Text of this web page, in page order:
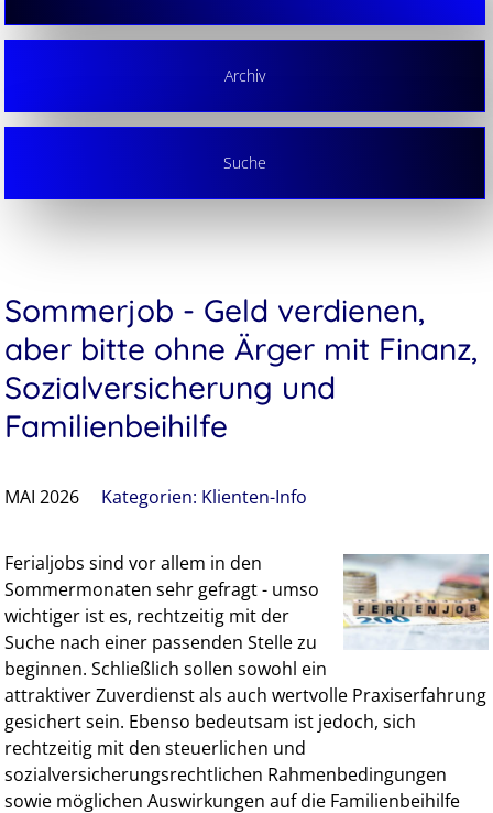
Archiv
Suche
Sommerjob - Geld verdienen,
aber bitte ohne Ärger mit Finanz,
Sozialversicherung und
Familienbeihilfe
MAI 2026 Kategorien: Klienten-Info
Ferialjobs sind vor allem in den
Sommermonaten sehr gefragt - umso
wichtiger ist es, rechtzeitig mit der
Suche nach einer passenden Stelle zu
beginnen. Schließlich sollen sowohl ein
attraktiver Zuverdienst als auch wertvolle Praxiserfahrung
gesichert sein. Ebenso bedeutsam ist jedoch, sich
rechtzeitig mit den steuerlichen und
sozialversicherungsrechtlichen Rahmenbedingungen
sowie möglichen Auswirkungen auf die Familienbeihilfe